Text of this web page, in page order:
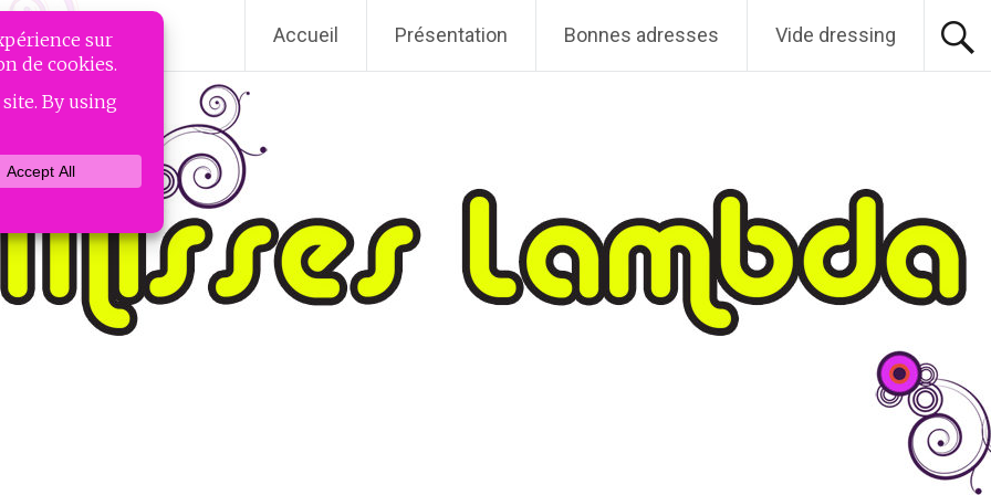
Accueil Présentation Bonnes adresses Vide dressing